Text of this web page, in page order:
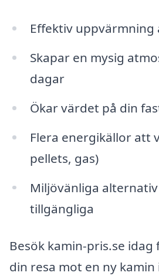
Effektiv uppvärmning
Skapar en mysig
dagar
Ökar värdet på din
Flera energikällor att
pellets, gas)
Miljövänliga
tillgängliga
Besök kamin-pris.se
din resa mot en ny kamin